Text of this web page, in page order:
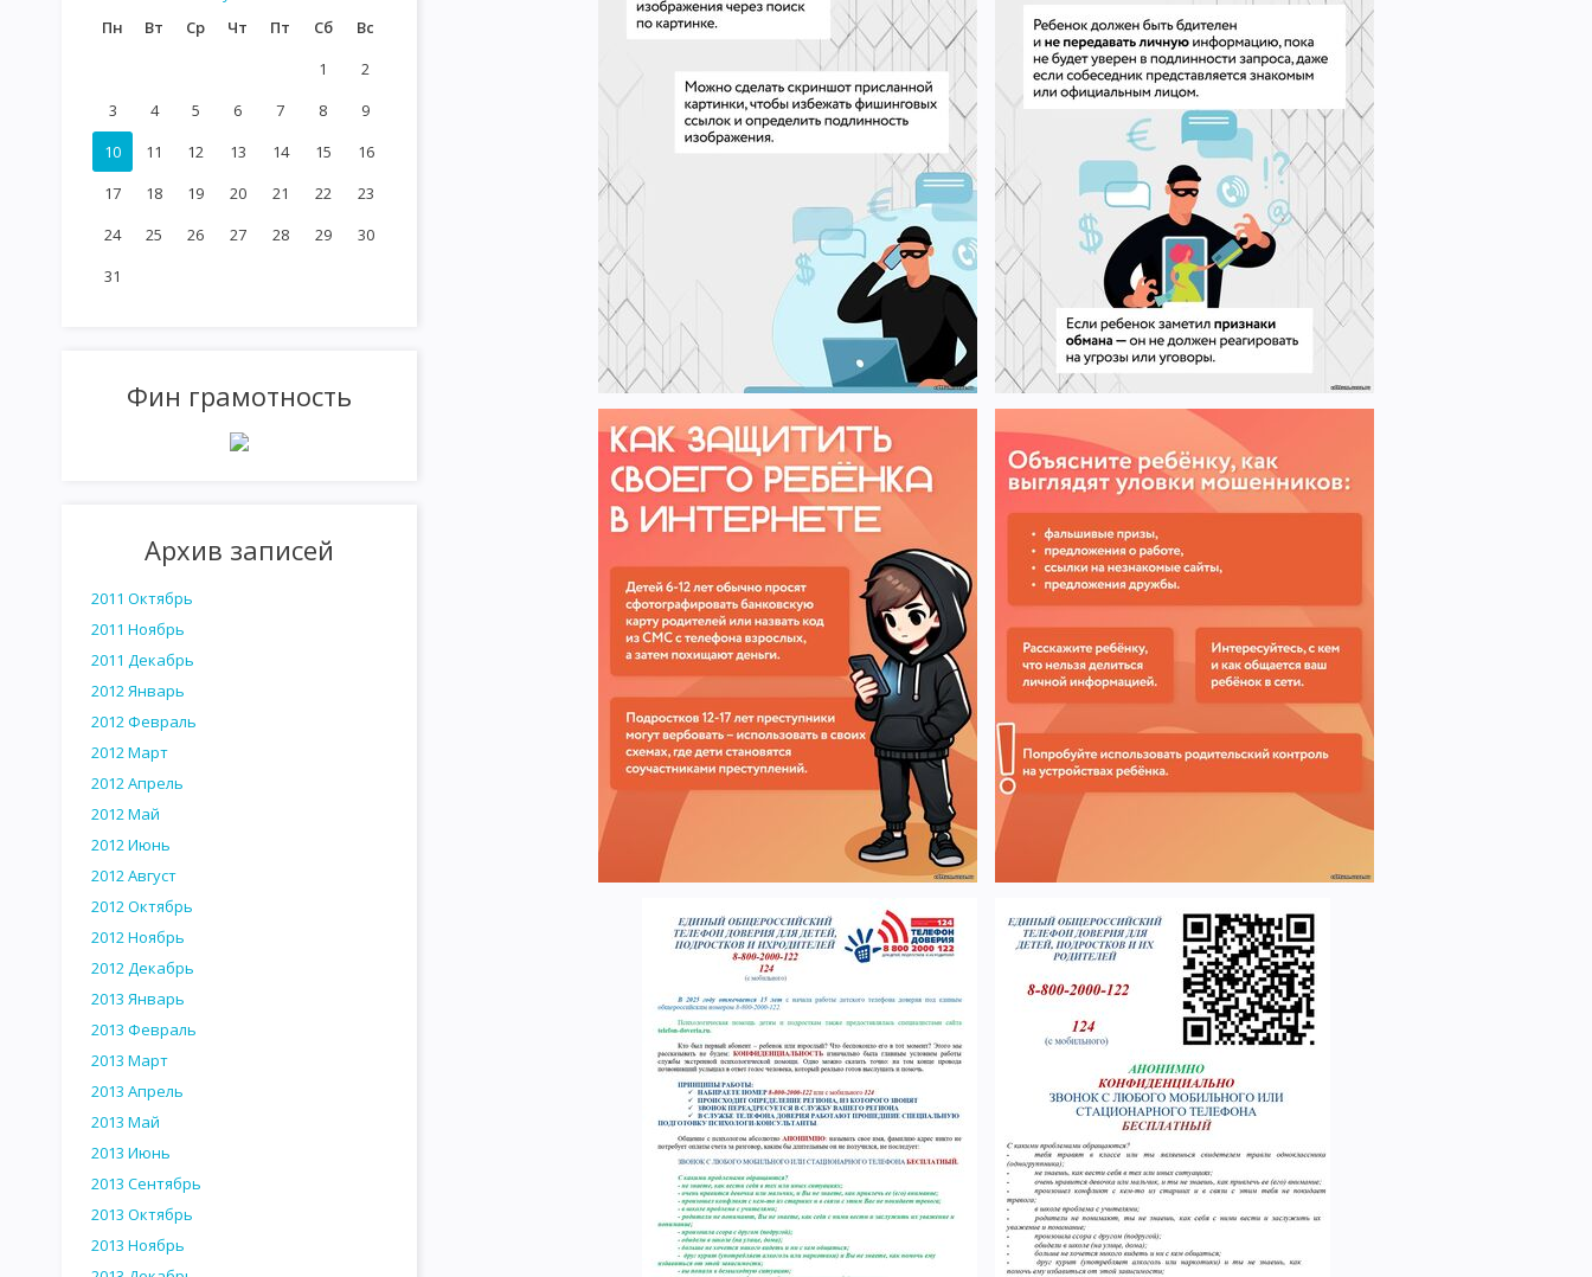
Пн
Вт Ср Чт Пт Сб
Вс
1
2
3
4 5 6 7 8
9
10
11 12 13 14 15
16
17
18 19 20 21 22
23
24
25 26 27 28 29
30
31
Фин грамотность
Архив записей
2011 Октябрь
2011 Ноябрь
2011 Декабрь
2012 Январь
2012 Февраль
2012 Март
2012 Апрель
2012 Май
2012 Июнь
2012 Август
2012 Октябрь
2012 Ноябрь
2012 Декабрь
2013 Январь
2013 Февраль
2013 Март
2013 Апрель
2013 Май
2013 Июнь
2013 Сентябрь
2013 Октябрь
2013 Ноябрь